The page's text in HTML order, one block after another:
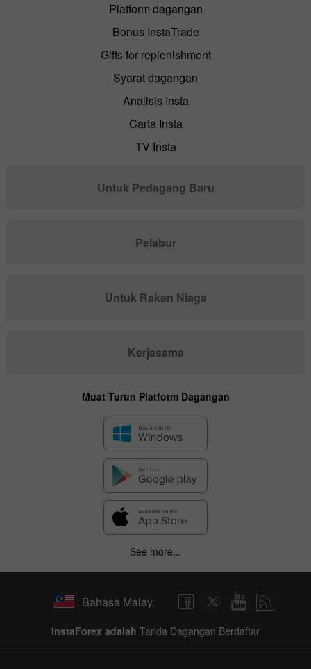
Platform dagangan
Bonus InstaTrade
Gifts for replenishment
Syarat dagangan
Analisis Insta
Carta Insta
TV Insta
Untuk Pedagang Baru
Pelabur
Untuk Rakan Niaga
Kerjasama
Muat Turun Platform Dagangan
See more...
Bahasa Malay
InstaForex adalah Tanda Dagangan Berdaftar